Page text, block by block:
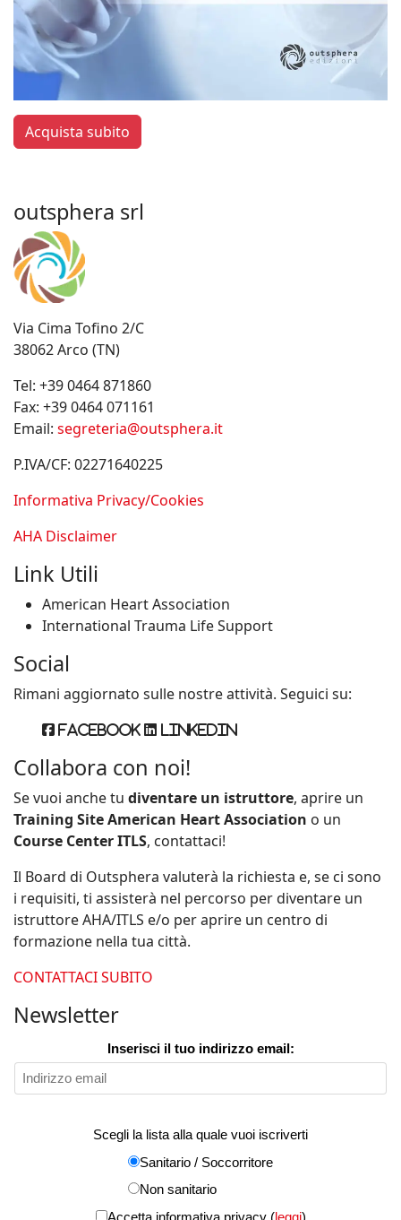
Acquista subito
outsphera srl
Via Cima Tofino 2/C
38062 Arco (TN)
Tel: +39 0464 871860
Fax: +39 0464 071161
Email: segreteria@outsphera.it
P.IVA/CF: 02271640225
Informativa Privacy/Cookies
AHA Disclaimer
Link Utili
American Heart Association
International Trauma Life Support
Social
Rimani aggiornato sulle nostre attività. Seguici su:
Facebook Linkedin
Collabora con noi!
Se vuoi anche tu diventare un istruttore, aprire un
Training Site American Heart Association o un
Course Center ITLS, contattaci!
Il Board di Outsphera valuterà la richiesta e, se ci sono
i requisiti, ti assisterà nel percorso per diventare un
istruttore AHA/ITLS e/o per aprire un centro di
formazione nella tua città.
CONTATTACI SUBITO
Newsletter
Inserisci il tuo indirizzo email:
Scegli la lista alla quale vuoi iscriverti
Sanitario / Soccorritore
Non sanitario
Accetta informativa privacy (leggi)